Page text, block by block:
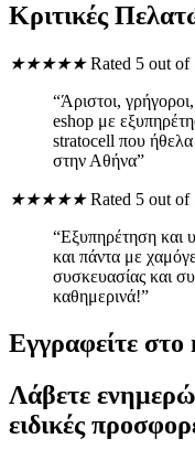
Κριτικές
★★★★★ Rated 5 out of
“Άριστοι,
eshop με
stratocell που
στην Αθήνα”
★★★★★ Rated 5 out of
“Εξυπηρέτηση και
και πάντα με
συσκευασίας και
καθημερινά!”
Εγγραφείτε
Λάβετε
ειδικές